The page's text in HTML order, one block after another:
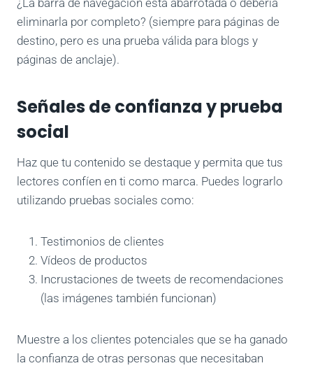
eliminarla por completo? (siempre para páginas de
destino, pero es una prueba válida para blogs y
páginas de anclaje).
Señales de confianza y prueba
social
Haz que tu contenido se destaque y permita que tus
lectores confíen en ti como marca. Puedes lograrlo
utilizando pruebas sociales como:
Testimonios de clientes
Vídeos de productos
Incrustaciones de tweets de recomendaciones
(las imágenes también funcionan)
Muestre a los clientes potenciales que se ha ganado
la confianza de otras personas que necesitaban